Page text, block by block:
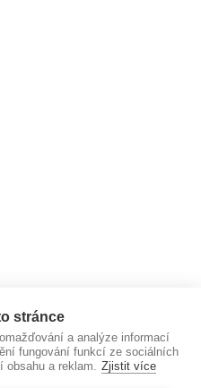
stránce
a analýze informací
fungování funkcí ze sociálních
obsahu a reklam. Zjistit více